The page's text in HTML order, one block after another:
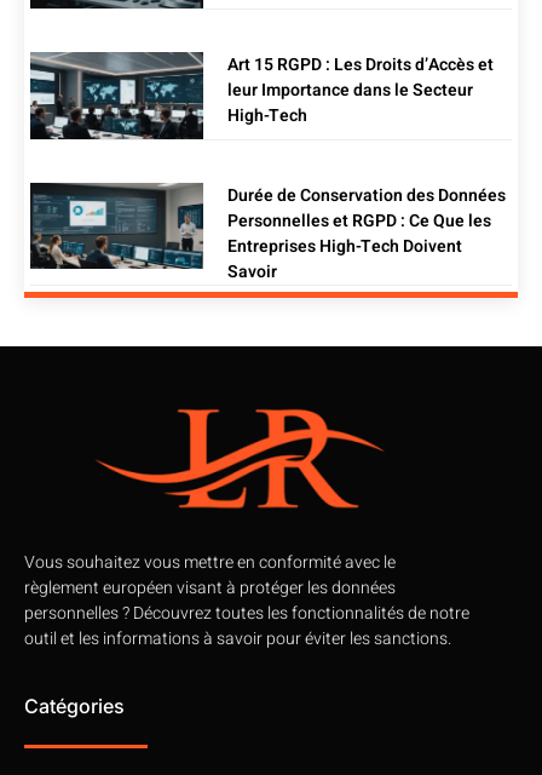
Art 15 RGPD : Les Droits d’Accès et
leur Importance dans le Secteur
High-Tech
Durée de Conservation des Données
Personnelles et RGPD : Ce Que les
Entreprises High-Tech Doivent
Savoir
Vous souhaitez vous mettre en conformité avec le
règlement européen visant à protéger les données
personnelles ? Découvrez toutes les fonctionnalités de notre
outil et les informations à savoir pour éviter les sanctions.
Catégories